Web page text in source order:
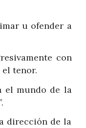
u ofender a
con
tenor.
el mundo de la
dirección de la